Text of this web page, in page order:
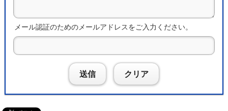
メール認証のためのメールアドレスをご入力ください。
送信 クリア